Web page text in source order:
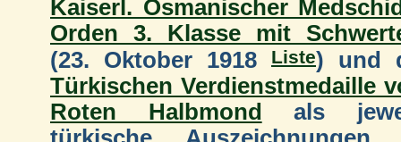
Kaiserl. Osmanischer
Orden 3. Klasse mit
(23. Oktober 1918
Liste) und
Türkischen Verdienstmedaille
Roten Halbmond
als